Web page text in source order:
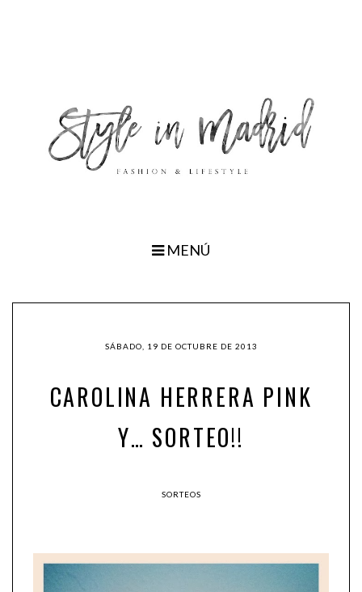
MENÚ
SÁBADO, 19 DE OCTUBRE DE 2013
CAROLINA HERRERA PINK
Y… SORTEO!!
SORTEOS